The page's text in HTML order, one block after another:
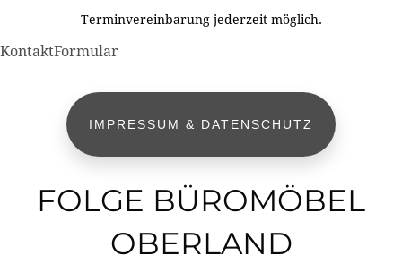
Terminvereinbarung jederzeit möglich.
KontaktFormular
IMPRESSUM & DATENSCHUTZ
FOLGE BÜROMÖBEL
OBERLAND